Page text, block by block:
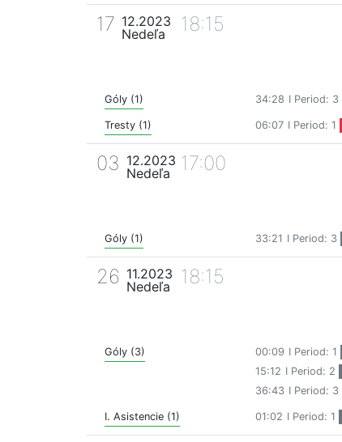
17 12.2023
Nedeľa
18:15
Góly (1) 34:28 I Period: 3
Tresty (1) 06:07 I Period: 1
03 12.2023
Nedeľa
17:00
Góly (1) 33:21 I Period: 3
26 11.2023
Nedeľa
18:15
Góly (3) 00:09 I Period: 1
15:12 I Period: 2
36:43 I Period: 3
I. Asistencie (1) 01:02 I Period: 1